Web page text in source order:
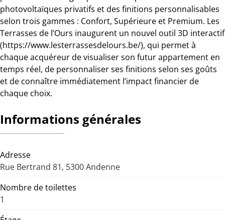
photovoltaïques privatifs et des finitions personnalisables
selon trois gammes : Confort, Supérieure et Premium. Les
Terrasses de l’Ours inaugurent un nouvel outil 3D interactif
(https://www.lesterrassesdelours.be/), qui permet à
chaque acquéreur de visualiser son futur appartement en
temps réel, de personnaliser ses finitions selon ses goûts
et de connaître immédiatement l’impact financier de
chaque choix.
Informations générales
Adresse
Rue Bertrand 81, 5300 Andenne
Nombre de toilettes
1